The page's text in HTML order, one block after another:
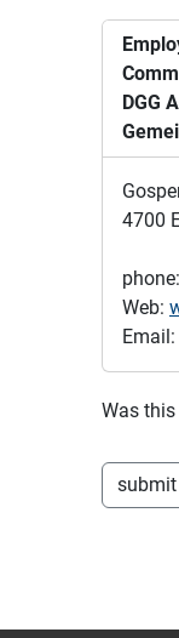
DGG
4700
Web:
Email:
Was